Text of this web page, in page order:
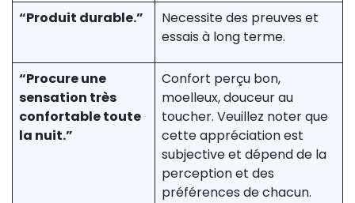
“Produit durable.”
Necessite des preuves et
essais à long terme.
“Procure une
sensation très
confortable toute
la nuit.”
Confort perçu bon,
moelleux, douceur au
toucher. Veuillez noter que
cette appréciation est
subjective et dépend de la
perception et des
préférences de chacun.